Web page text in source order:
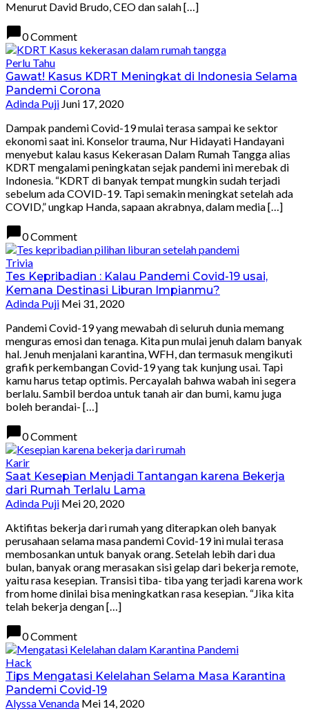
Menurut David Brudo, CEO dan salah […]
chat_bubble0 Comment
Perlu Tahu
Gawat! Kasus KDRT Meningkat di Indonesia Selama
Pandemi Corona
Adinda Puji Juni 17, 2020
Dampak pandemi Covid-19 mulai terasa sampai ke sektor
ekonomi saat ini. Konselor trauma, Nur Hidayati Handayani
menyebut kalau kasus Kekerasan Dalam Rumah Tangga alias
KDRT mengalami peningkatan sejak pandemi ini merebak di
Indonesia. “KDRT di banyak tempat mungkin sudah terjadi
sebelum ada COVID-19. Tapi semakin meningkat setelah ada
COVID,” ungkap Handa, sapaan akrabnya, dalam media […]
chat_bubble0 Comment
Trivia
Tes Kepribadian : Kalau Pandemi Covid-19 usai,
Kemana Destinasi Liburan Impianmu?
Adinda Puji Mei 31, 2020
Pandemi Covid-19 yang mewabah di seluruh dunia memang
menguras emosi dan tenaga. Kita pun mulai jenuh dalam banyak
hal. Jenuh menjalani karantina, WFH, dan termasuk mengikuti
grafik perkembangan Covid-19 yang tak kunjung usai. Tapi
kamu harus tetap optimis. Percayalah bahwa wabah ini segera
berlalu. Sambil berdoa untuk tanah air dan bumi, kamu juga
boleh berandai- […]
chat_bubble0 Comment
Karir
Saat Kesepian Menjadi Tantangan karena Bekerja
dari Rumah Terlalu Lama
Adinda Puji Mei 20, 2020
Aktifitas bekerja dari rumah yang diterapkan oleh banyak
perusahaan selama masa pandemi Covid-19 ini mulai terasa
membosankan untuk banyak orang. Setelah lebih dari dua
bulan, banyak orang merasakan sisi gelap dari bekerja remote,
yaitu rasa kesepian. Transisi tiba- tiba yang terjadi karena work
from home dinilai bisa meningkatkan rasa kesepian. “Jika kita
telah bekerja dengan […]
chat_bubble0 Comment
Hack
Tips Mengatasi Kelelahan Selama Masa Karantina
Pandemi Covid-19
Alyssa Venanda Mei 14, 2020